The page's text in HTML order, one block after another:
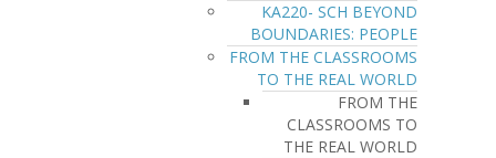
KA220- SCH BEYOND
BOUNDARIES: PEOPLE
FROM THE CLASSROOMS
TO THE REAL WORLD
FROM THE
CLASSROOMS TO
THE REAL WORLD